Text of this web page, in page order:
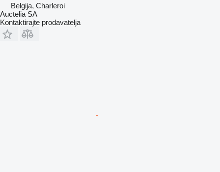
Belgija, Charleroi
Auctelia SA
Kontaktirajte prodavatelja